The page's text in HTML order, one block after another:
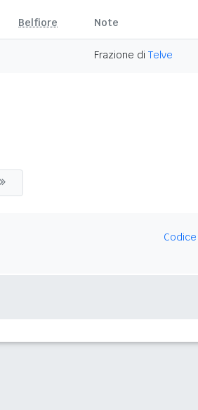
Belfiore Note
Frazione di Telve